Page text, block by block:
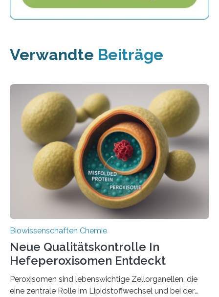
Verwandte Beiträge
Biowissenschaften Chemie
Neue Qualitätskontrolle In
Hefeperoxisomen Entdeckt
Peroxisomen sind lebenswichtige Zellorganellen, die
eine zentrale Rolle im Lipidstoffwechsel und bei der